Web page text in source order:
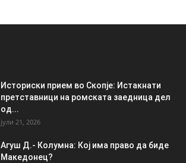
Историски прием во Скопје: Истакнати
претставници на ромската заедница дел
од...
јули 21, 2026
Агуш Д.- Колумна: Кој има право да биде
Македонец?